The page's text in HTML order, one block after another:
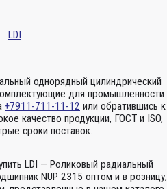
LDI
однорядный цилиндрический
для промышленности
+7911-711-11-12 или обратившись к
качество продукции, ГОСТ и ISO,
сроки поставок.
LDI — Роликовый радиальный
NUP 2315 оптом и в розницу,